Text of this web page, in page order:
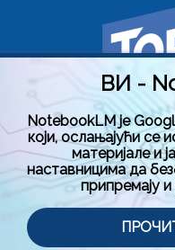
Политика приватности
Користимо колачиће
побољшали искуство
ћемо запамтити ваше
„Прихвати све“,
Међутим, можете да
да бисте дали
ВИ -
NotebookLM је
који, ослањајући се
материјале и
наставницима да
припремају и